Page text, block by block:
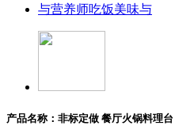
与营养师吃饭美味与
产品名称：非标定做 餐厅火锅料理